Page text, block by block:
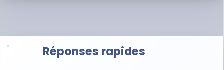
Réponses rapides